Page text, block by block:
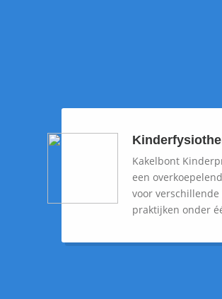
Kakelbont
een
voor
praktijken onder